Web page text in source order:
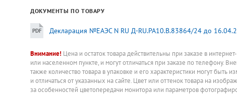
черенком,
еврорезьба,
мягкая щетина
ДОКУМЕНТЫ ПО ТОВАРУ
Декларация №ЕАЭС N RU Д-RU.РА10.В.83864/24 до
Внимание! Цена и остаток товара действительны при заказе в
или населенном пункте, и могут отличаться при заказе по телефону.
также количество товара в упаковке и его характеристики могут быть
и отличаться от указанных на сайте. Цвет или оттенок товара на
за особенностей цветопередачи монитора или параметров